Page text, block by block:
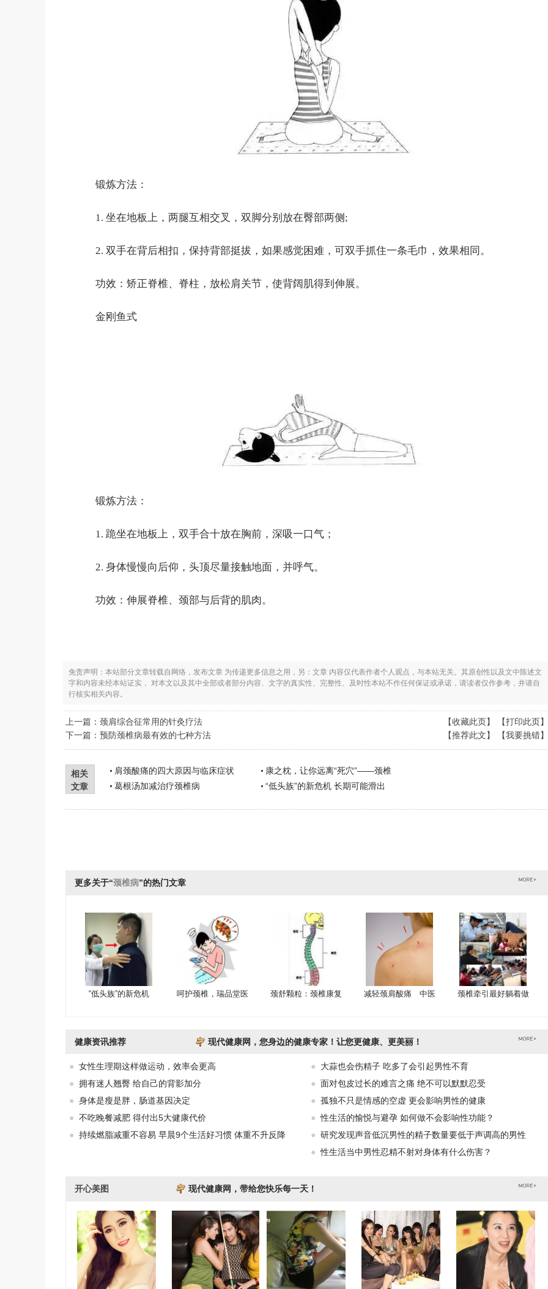
锻炼方法：
1. 坐在地板上，两腿互相交叉，双脚分别放在臀部两侧;
2. 双手在背后相扣，保持背部挺拔，如果感觉困难，可双手抓住一条毛巾，效果相同。
功效：矫正脊椎、脊柱，放松肩关节，使背阔肌得到伸展。
金刚鱼式
锻炼方法：
1. 跪坐在地板上，双手合十放在胸前，深吸一口气；
2. 身体慢慢向后仰，头顶尽量接触地面，并呼气。
功效：伸展脊椎、颈部与后背的肌肉。
免责声明：本站部分文章转载自网络，发布文章 为传递更多信息之用，另：文章 内容仅代表作者个人观点，与本站无关。其原创性以及文中陈述文
字和内容未经本站证实， 对本文以及其中全部或者部分内容、文字的真实性、完整性、及时性本站不作任何保证或承诺，请读者仅作参考，并请自
行核实相关内容。
上一篇： 颈肩综合征常用的针灸疗法
下一篇： 预防颈椎病最有效的七种方法
【收藏此页】 【打印此页】
【推荐此文】 【我要挑错】
相关
文章
肩颈酸痛的四大原因与临床症状
康之枕，让你远离“死穴”——颈椎
葛根汤加减治疗颈椎病
“低头族”的新危机 长期可能滑出
更多关于“颈椎病”的热门文章
“低头族”的新危机 呵护颈椎，瑞品堂医 颈舒颗粒：颈椎康复 减轻颈肩酸痛 中医 颈椎牵引最好躺着做
健康资讯推荐 现代健康网，您身边的健康专家！让您更健康、更美丽！
● 女性生理期这样做运动，效率会更高
● 拥有迷人翘臀 给自己的背影加分
● 身体是瘦是胖，肠道基因决定
● 不吃晚餐减肥 得付出5大健康代价
● 持续燃脂减重不容易 早晨9个生活好习惯 体重不升反降
●
大蒜也会伤精子 吃多了会引起男性不育
● 面对包皮过长的难言之痛 绝不可以默默忍受
● 孤独不只是情感的空虚 更会影响男性的健康
● 性生活的愉悦与避孕 如何做不会影响性功能？
● 研究发现声音低沉男性的精子数量要低于声调高的男性
● 性生活当中男性忍精不射对身体有什么伤害？
开心美图 现代健康网，带给您快乐每一天！